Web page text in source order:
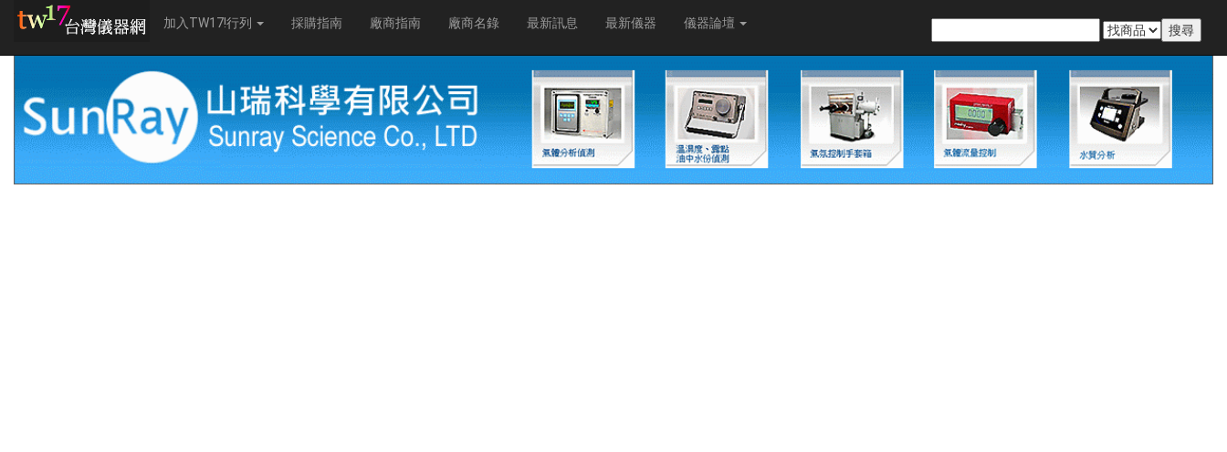
加入TW17!行列 採購指南 廠商指南 廠商名錄 最新訊息 最新儀器 儀器論壇